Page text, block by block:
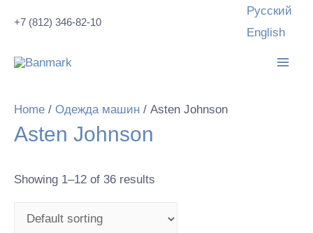
содержимому
+7 (812) 346-82-10
Русский
English
Home / Одежда машин / Asten Johnson
Asten Johnson
Showing 1–12 of 36 results